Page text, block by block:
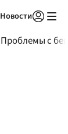
Новости
Проблемы с